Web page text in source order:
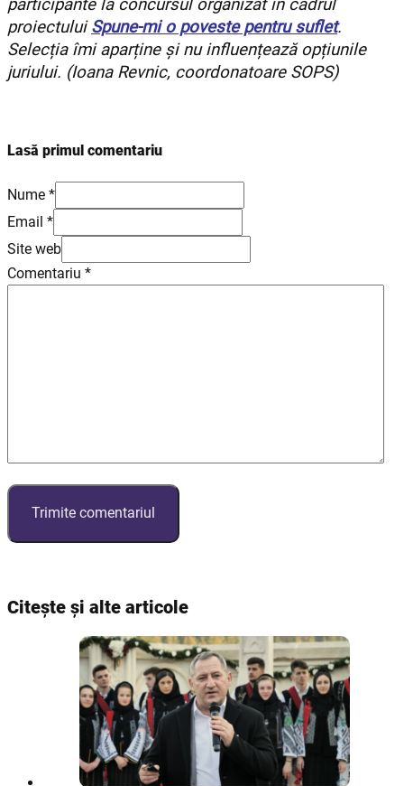
participante la concursul organizat în cadrul
proiectuluiSpune-mi o poveste pentru suflet.
Selecția îmi aparține și nu influențează opțiunile
juriului. (Ioana Revnic, coordonatoare SOPS)
Lasă primul comentariu
Nume *
Email *
Site web
Comentariu *
Citește și alte articole